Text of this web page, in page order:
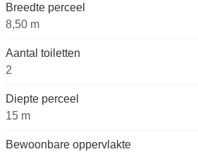
Breedte perceel
8,50 m
Aantal toiletten
2
Diepte perceel
15 m
Bewoonbare oppervlakte